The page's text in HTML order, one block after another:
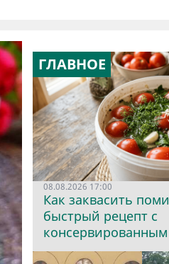
ГЛАВНОЕ
08.08.2026 17:00
Как заквасить
быстрый рецепт с